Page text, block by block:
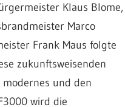
Klaus Blome,
Marco
Frank Maus folgte
zukunftsweisenden
und den
wird die